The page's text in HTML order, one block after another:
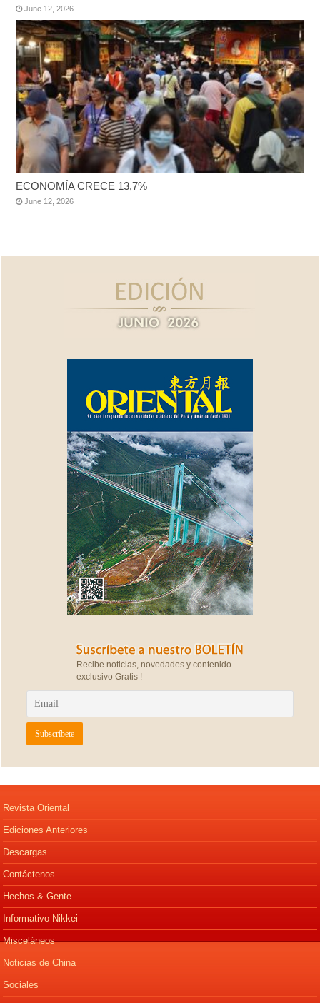
June 12, 2026
ECONOMÍA CRECE 13,7%
June 12, 2026
Recibe noticias, novedades y contenido
exclusivo Gratis !
Revista Oriental
Ediciones Anteriores
Descargas
Contáctenos
Hechos & Gente
Informativo Nikkei
Misceláneos
Noticias de China
Sociales